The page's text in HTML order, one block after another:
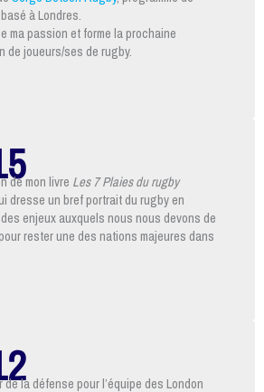
à Londres.
ma passion et forme la prochaine
de joueurs/ses de rugby.
de mon livre Les 7 Plaies du rugby
dresse un bref portrait du rugby en
enjeux auxquels nous nous devons de
rester une des nations majeures dans
de la défense pour l’équipe des London